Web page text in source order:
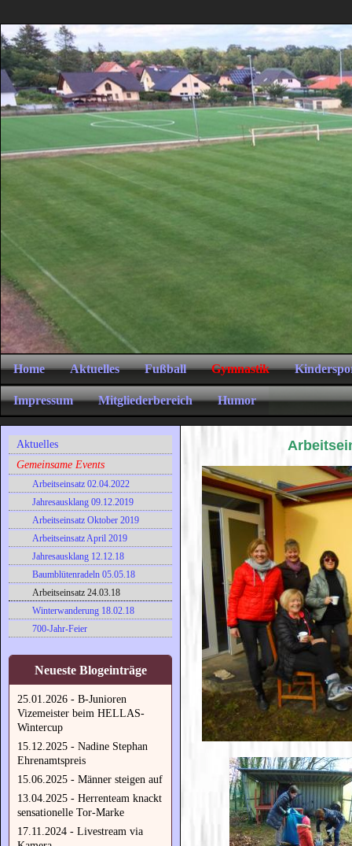
Home Aktuelles Fußball Gymnastik
Impressum Mitgliederbereich Humor
Aktuelles
Gemeinsame Events
Arbeitseinsatz 02.04.2022
Jahresausklang 09.12.2019
Arbeitseinsatz Oktober 2019
Arbeitseinsatz April 2019
Jahresausklang 12.12.18
Baumblütenradeln 05.05.18
Arbeitseinsatz 24.03.18
Winterwanderung 18.02.18
700-Jahr-Feier
Neueste Blogeinträge
25.01.2026 - B-Junioren
Vizemeister beim HELLAS-
Wintercup
15.12.2025 - Nadine Stephan
Ehrenamtspreis
15.06.2025 - Männer steigen auf
13.04.2025 - Herrenteam knackt
sensationelle Tor-Marke
17.11.2024 - Livestream via